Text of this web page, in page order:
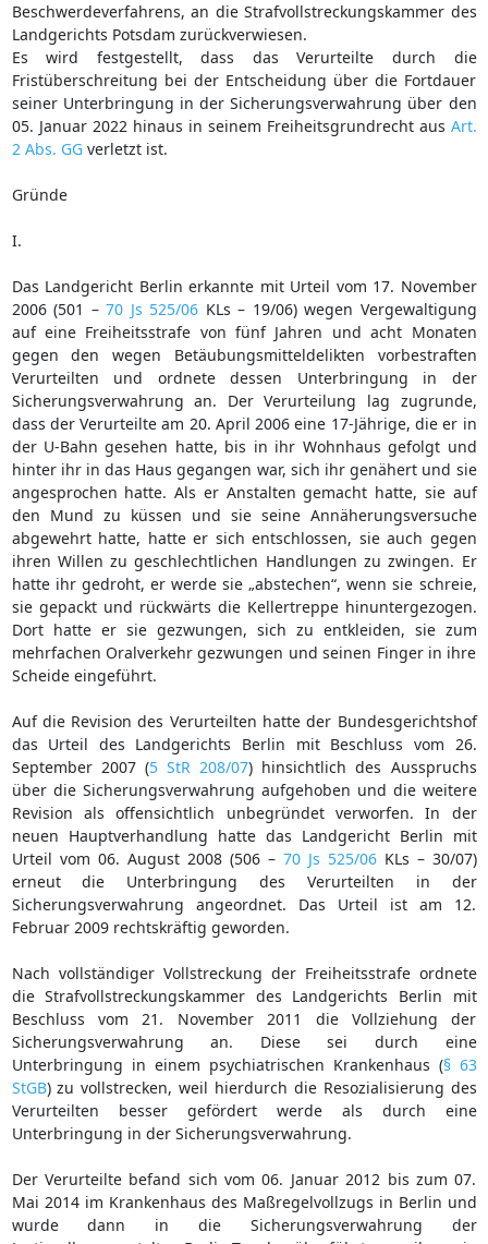
Beschwerdeverfahrens, an die Strafvollstreckungskammer des
Landgerichts Potsdam zurückverwiesen.
Es wird festgestellt, dass das Verurteilte durch die
Fristüberschreitung bei der Entscheidung über die Fortdauer
seiner Unterbringung in der Sicherungsverwahrung über den
05. Januar 2022 hinaus in seinem Freiheitsgrundrecht aus Art.
2 Abs. GGverletzt ist.
Gründe
I.
Das Landgericht Berlin erkannte mit Urteil vom 17. November
2006 (501 – 70 Js 525/06 KLs – 19/06) wegen Vergewaltigung
auf eine Freiheitsstrafe von fünf Jahren und acht Monaten
gegen den wegen Betäubungsmitteldelikten vorbestraften
Verurteilten und ordnete dessen Unterbringung in der
Sicherungsverwahrung an. Der Verurteilung lag zugrunde,
dass der Verurteilte am 20. April 2006 eine 17-Jährige, die er in
der U-Bahn gesehen hatte, bis in ihr Wohnhaus gefolgt und
hinter ihr in das Haus gegangen war, sich ihr genähert und sie
angesprochen hatte. Als er Anstalten gemacht hatte, sie auf
den Mund zu küssen und sie seine Annäherungsversuche
abgewehrt hatte, hatte er sich entschlossen, sie auch gegen
ihren Willen zu geschlechtlichen Handlungen zu zwingen. Er
hatte ihr gedroht, er werde sie „abstechen“, wenn sie schreie,
sie gepackt und rückwärts die Kellertreppe hinuntergezogen.
Dort hatte er sie gezwungen, sich zu entkleiden, sie zum
mehrfachen Oralverkehr gezwungen und seinen Finger in ihre
Scheide eingeführt.
Auf die Revision des Verurteilten hatte der Bundesgerichtshof
das Urteil des Landgerichts Berlin mit Beschluss vom 26.
September 2007 (5 StR 208/07) hinsichtlich des Ausspruchs
über die Sicherungsverwahrung aufgehoben und die weitere
Revision als offensichtlich unbegründet verworfen. In der
neuen Hauptverhandlung hatte das Landgericht Berlin mit
Urteil vom 06. August 2008 (506 – 70 Js 525/06KLs – 30/07)
erneut die Unterbringung des Verurteilten in der
Sicherungsverwahrung angeordnet. Das Urteil ist am 12.
Februar 2009 rechtskräftig geworden.
Nach vollständiger Vollstreckung der Freiheitsstrafe ordnete
die Strafvollstreckungskammer des Landgerichts Berlin mit
Beschluss vom 21. November 2011 die Vollziehung der
Sicherungsverwahrung an. Diese sei durch eine
Unterbringung in einem psychiatrischen Krankenhaus (§ 63
StGB) zu vollstrecken, weil hierdurch die Resozialisierung des
Verurteilten besser gefördert werde als durch eine
Unterbringung in der Sicherungsverwahrung.
Der Verurteilte befand sich vom 06. Januar 2012 bis zum 07.
Mai 2014 im Krankenhaus des Maßregelvollzugs in Berlin und
wurde dann in die Sicherungsverwahrung der